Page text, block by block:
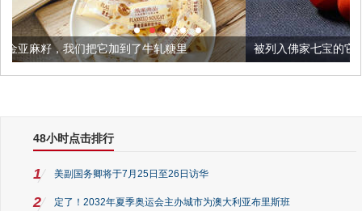
到了牛轧糖里 被列入佛家七宝的它到底有多美？
48小时点击排行
1 美副国务卿将于7月25日至26日访华
2 定了！2032年夏季奥运会主办城市为澳大利亚布里斯班